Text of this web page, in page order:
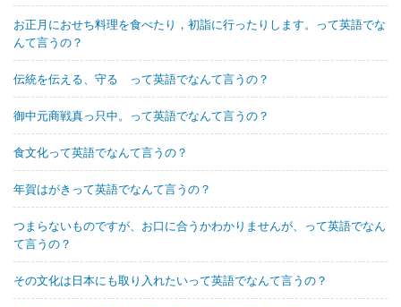
お正月におせち料理を食べたり，初詣に行ったりします。って英語でな
んて言うの？
伝統を伝える、守る って英語でなんて言うの？
御中元商戦真っ只中。って英語でなんて言うの？
食文化って英語でなんて言うの？
年賀はがきって英語でなんて言うの？
つまらないものですが、お口に合うかわかりませんが、って英語でなん
て言うの？
その文化は日本にも取り入れたいって英語でなんて言うの？